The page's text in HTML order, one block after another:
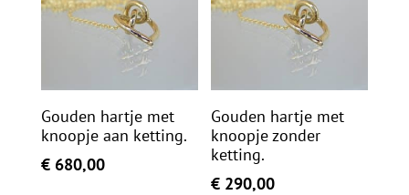
Gouden hartje met
knoopje aan ketting.
€680,00
Gouden hartje met
knoopje zonder
ketting.
€ 290,00